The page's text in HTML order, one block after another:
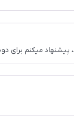
پیشنهاد میکنم